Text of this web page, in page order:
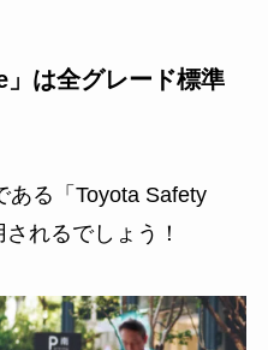
」は全グレード標準
ある「Toyota Safety
れるでしょう！